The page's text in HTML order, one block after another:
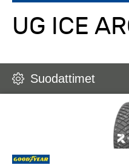
UG ICE
Suodattimet